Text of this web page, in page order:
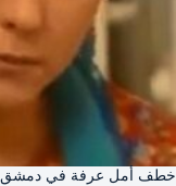
خطف أمل عرفة في دمشق